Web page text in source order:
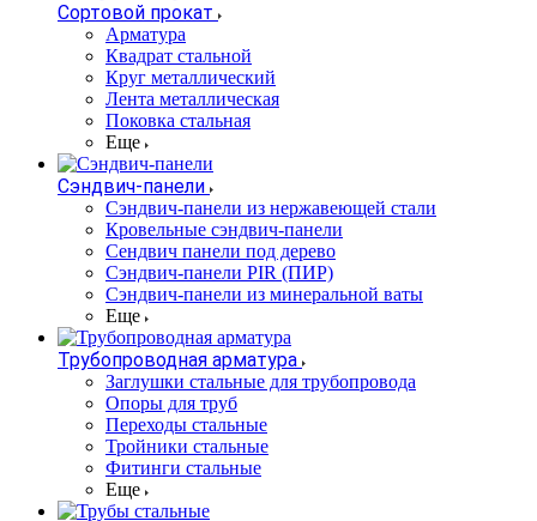
Сортовой прокат
Арматура
Квадрат стальной
Круг металлический
Лента металлическая
Поковка стальная
Еще
Сэндвич-панели
Cэндвич-панели из нержавеющей стали
Кровельные сэндвич-панели
Сендвич панели под дерево
Сэндвич-панели PIR (ПИР)
Сэндвич-панели из минеральной ваты
Еще
Трубопроводная арматура
Заглушки стальные для трубопровода
Опоры для труб
Переходы стальные
Тройники стальные
Фитинги стальные
Еще